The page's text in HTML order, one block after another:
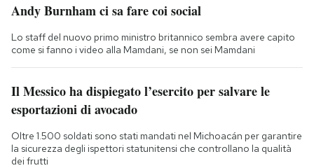
Andy Burnham ci sa fare coi social
Lo staff del nuovo primo ministro britannico sembra avere capito
come si fanno i video alla Mamdani, se non sei Mamdani
Il Messico ha dispiegato l’esercito per salvare le
esportazioni di avocado
Oltre 1.500 soldati sono stati mandati nel Michoacán per garantire
la sicurezza degli ispettori statunitensi che controllano la qualità
dei frutti